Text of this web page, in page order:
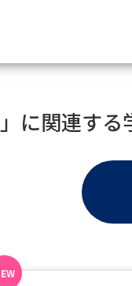
」に関連す